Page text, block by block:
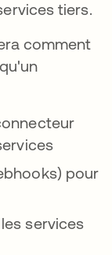
tiers.
comment
pour
services